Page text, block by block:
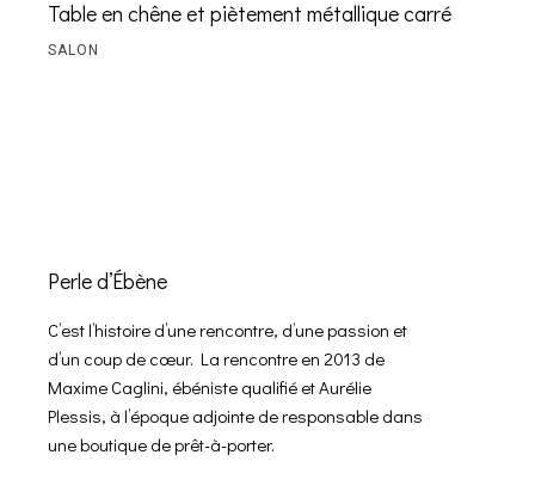
Table en chêne et piètement métallique carré
SALON
Perle d’Ébène
C’est l’histoire d’une rencontre, d’une passion et
d’un coup de cœur. La rencontre en 2013 de
Maxime Caglini, ébéniste qualifié et Aurélie
Plessis, à l’époque adjointe de responsable dans
une boutique de prêt-à-porter.